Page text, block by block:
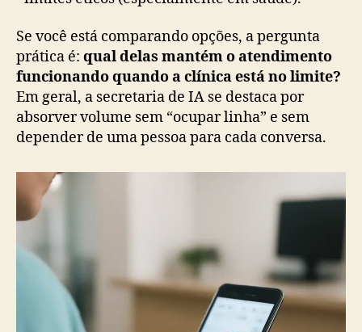
Se você está comparando opções, a pergunta
prática é: qual delas mantém o atendimento
funcionando quando a clínica está no limite?
Em geral, a secretaria de IA se destaca por
absorver volume sem “ocupar linha” e sem
depender de uma pessoa para cada conversa.